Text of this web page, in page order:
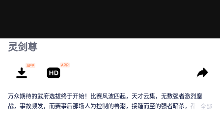
灵剑尊
万众期待的武府选拔终于开始！比赛风波四起，天才云集，无数强者激烈鏖
战，事故频发，而赛事后那场人为控制的兽潮，接踵而至的强者暗杀，都显示
全部